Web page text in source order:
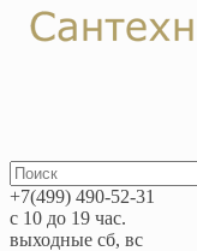
+7(499) 490-52-31
с 10 до 19 час.
выходные сб, вс